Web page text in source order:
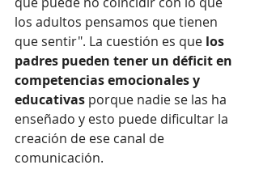
los adultos pensamos que tienen
que sentir". La cuestión es que los
padres pueden tener un déficit en
competencias emocionales y
educativas porque nadie se las ha
enseñado y esto puede dificultar la
creación de ese canal de
comunicación.